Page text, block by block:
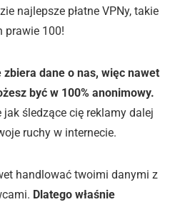
najlepsze płatne VPNy, takie
prawie 100!
dane o nas, więc nawet
być w 100% anonimowy.
jak śledzące cię reklamy dalej
ruchy w internecie.
handlować twoimi danymi z
Dlatego właśnie